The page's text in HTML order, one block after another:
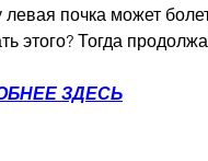
левая почка может
этого? Тогда
ЗДЕСЬ